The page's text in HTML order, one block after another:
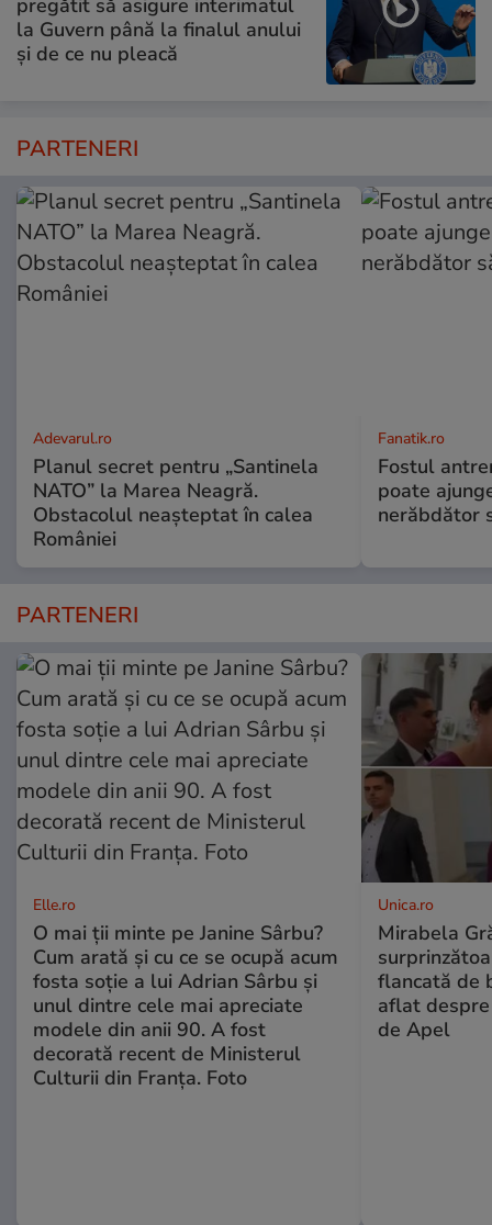
pregătit să asigure interimatul
la Guvern până la finalul anului
și de ce nu pleacă
PARTENERI
Adevarul.ro
Planul secret pentru „Santinela
NATO” la Marea Neagră.
Obstacolul neașteptat în calea
României
Fanatik.ro
Fostul
poate
nerăbdător
PARTENERI
Elle.ro
O mai ții minte pe Janine Sârbu?
Cum arată și cu ce se ocupă acum
fosta soție a lui Adrian Sârbu și
unul dintre cele mai apreciate
modele din anii 90. A fost
decorată recent de Ministerul
Culturii din Franța. Foto
Unica.ro
Mirabela
flancată de
aflat
de Apel